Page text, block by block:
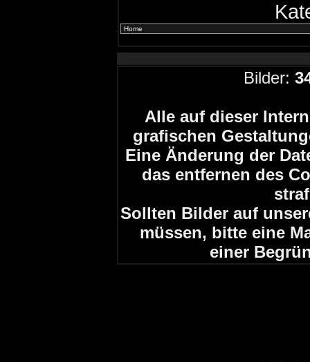
Bilder:
Alle auf dieser
grafischen
Eine Änderung der
das entfernen des
Sollten Bilder auf
müssen, bitte eine
einer